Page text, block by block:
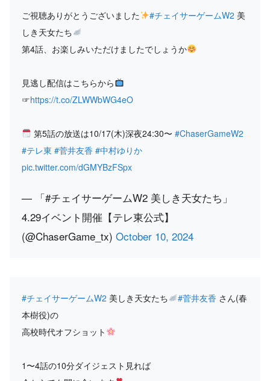
ご視聴ありがとうございました #チェイサーゲームW2 美
しき天女たち
第4話、お楽しみいただけましたでしょうか
見逃し配信はこちらから
☞https://t.co/ZLWWbWG4eO
第5話の放送は10/17(木)深夜24:30〜 #ChaserGameW2
#テレ東 #菅井友香 #中村ゆりか
pic.twitter.com/dGMYBzFSpx
— 「#チェイサーゲームW2 美しき天女たち」
4.29イベント開催【テレ東公式】
(@ChaserGame_tx) October 10, 2024
#チェイサーゲームW2 美しき天女たち #菅井友香 さん(春
本樹役)の
高校時代オフショット
1〜4話の10分ダイジェスト見れば